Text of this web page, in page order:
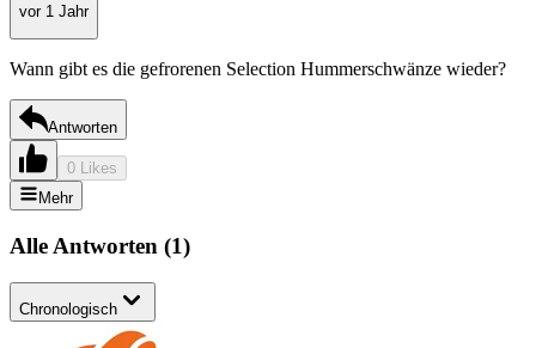
vor 1 Jahr
Wann gibt es die gefrorenen Selection Hummerschwänze wieder?
Antworten
0 Likes
Mehr
Alle Antworten (1)
Chronologisch